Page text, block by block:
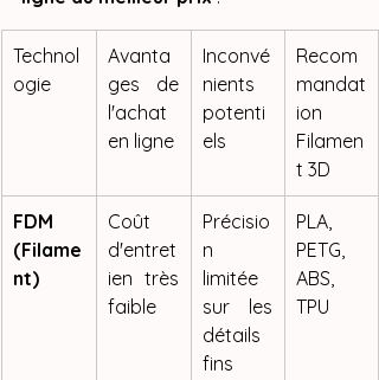
Technol
ogie
Avanta
ges de
l'achat
en ligne
Inconvé
nients
potenti
els
Recom
mandat
ion
Filamen
t 3D
FDM
(Filame
nt)
Coût
d'entret
ien très
faible
Précisio
n
limitée
sur les
détails
fins
PLA,
PETG,
ABS,
TPU